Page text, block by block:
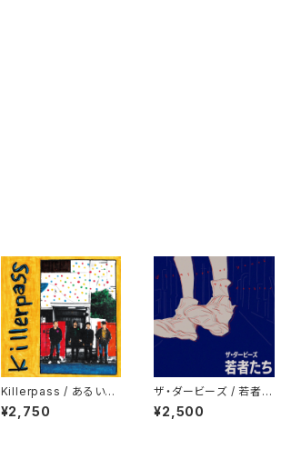
Killerpass / あるいて
いこう
¥2,750
ザ・ダービーズ / 若者た
ち
¥2,500